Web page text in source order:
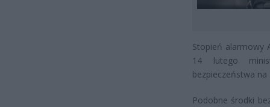
Stopień alarmowy
14 lutego
bezpieczeństwa
Podobne środki